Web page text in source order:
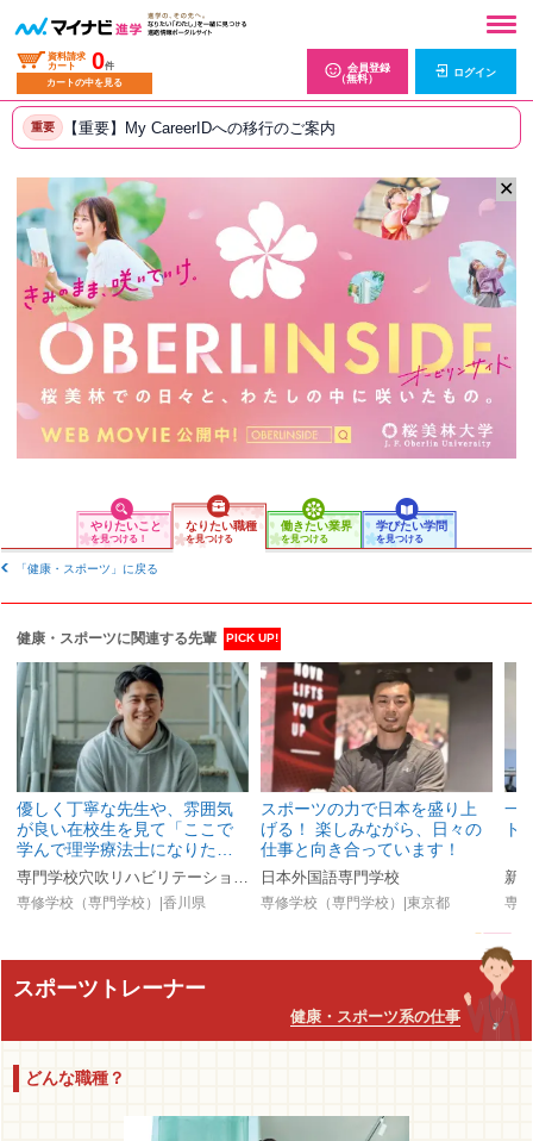
資料請求
カート
0件
カートの中を見る
会員登録
（無料）
ログイン
重要 【重要】My CareerIDへの移行のご案内
✕
やりたいこと
を見つける！
なりたい職種
を見つける
働きたい業界
を見つける
学びたい学問
を見つける
「健康・スポーツ」に戻る
健康・スポーツに関連する先輩 PICK UP!
優しく丁寧な先生や、雰囲気
が良い在校生を見て「ここで
学んで理学療法士になりた…
専修学校（専門学校）|香川県
スポーツの力で日本を盛り上
げる！ 楽しみながら、日々の
仕事と向き合っています！
日本外国語専門学校
専修学校（専門学校）|東京都
一
ト
新
専
スポーツトレーナー
健康・スポーツ系の仕事
どんな職種？